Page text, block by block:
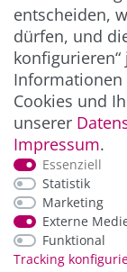
ZAHLUNG &
*Alle Preise inkl. der
und Versandkosten
entscheiden,
dürfen, und
Informationen
Cookies und
unserer
Impressum.
Essenziell
Statistik
Marketing
Externe
Funktional
Tracking